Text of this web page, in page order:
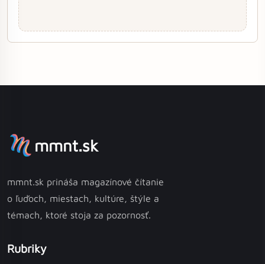
mmnt.sk
mmnt.sk prináša magazínové čítanie
o ľuďoch, miestach, kultúre, štýle a
témach, ktoré stoja za pozornosť.
Rubriky